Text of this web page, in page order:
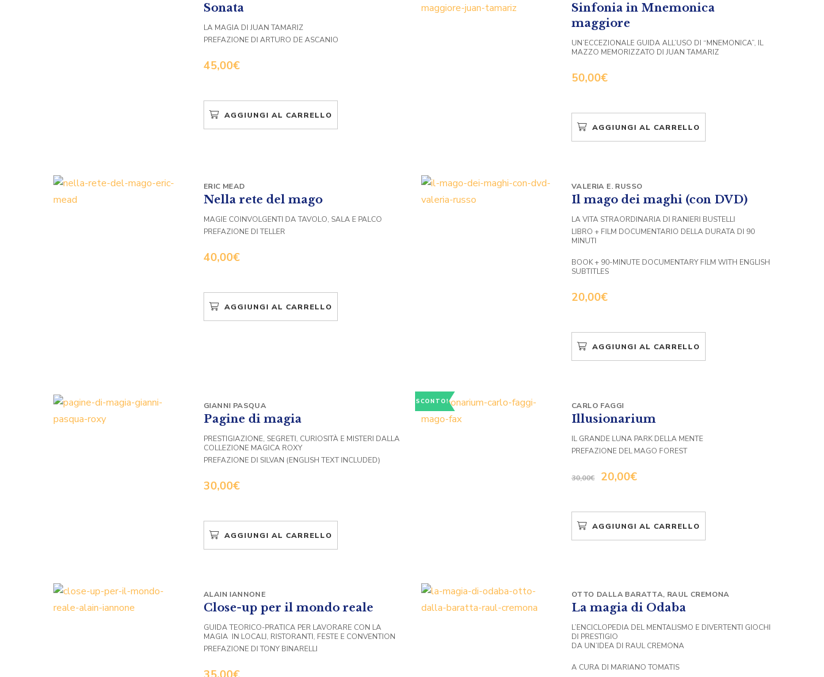
Sonata
45,00€
LA MAGIA DI JUAN TAMARIZ
PREFAZIONE DI ARTURO DE ASCANIO
AGGIUNGI AL CARRELLO
Sinfonia in Mnemonica
maggiore
50,00€
UN’ECCEZIONALE GUIDA ALL’USO DI “MNEMONICA”, IL
MAZZO MEMORIZZATO DI JUAN TAMARIZ
AGGIUNGI AL CARRELLO
Nella rete del mago
40,00€
ERIC MEAD
MAGIE COINVOLGENTI DA TAVOLO, SALA E PALCO
PREFAZIONE DI TELLER
AGGIUNGI AL CARRELLO
Il mago dei maghi (con DVD)
20,00€
VALERIA E. RUSSO
LA VITA STRAORDINARIA DI RANIERI BUSTELLI
LIBRO + FILM DOCUMENTARIO DELLA DURATA DI 90
MINUTI
BOOK + 90-MINUTE DOCUMENTARY FILM WITH ENGLISH
SUBTITLES
AGGIUNGI AL CARRELLO
Pagine di magia
30,00€
GIANNI PASQUA
PRESTIGIAZIONE, SEGRETI, CURIOSITÀ E MISTERI DALLA
COLLEZIONE MAGICA ROXY
PREFAZIONE DI SILVAN (ENGLISH TEXT INCLUDED)
AGGIUNGI AL CARRELLO
SCONTO!
Illusionarium
30,00€ 20,00€
CARLO FAGGI
IL GRANDE LUNA PARK DELLA MENTE
PREFAZIONE DEL MAGO FOREST
AGGIUNGI AL CARRELLO
Close-up per il mondo reale
ALAIN IANNONE
GUIDA TEORICO-PRATICA PER LAVORARE CON LA
MAGIA IN LOCALI, RISTORANTI, FESTE E CONVENTION
PREFAZIONE DI TONY BINARELLI
La magia di Odaba
OTTO DALLA BARATTA, RAUL CREMONA
L’ENCICLOPEDIA DEL MENTALISMO E DIVERTENTI GIOCHI
DI PRESTIGIO
DA UN’IDEA DI RAUL CREMONA
A CURA DI MARIANO TOMATIS